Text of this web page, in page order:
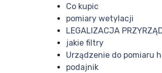
Co kupic
pomiary wetylacji
LEGALIZACJA
jakie filtry
Urządzenie do pomiaru
podajnik